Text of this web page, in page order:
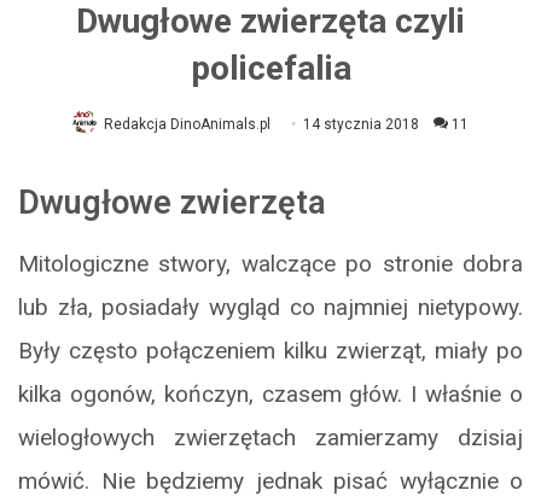
Dwugłowe zwierzęta czyli
policefalia
Redakcja DinoAnimals.pl 14 stycznia 2018 11
Dwugłowe zwierzęta
Mitologiczne stwory, walczące po stronie dobra
lub zła, posiadały wygląd co najmniej nietypowy.
Były często połączeniem kilku zwierząt, miały po
kilka ogonów, kończyn, czasem głów. I właśnie o
wielogłowych zwierzętach zamierzamy dzisiaj
mówić. Nie będziemy jednak pisać wyłącznie o